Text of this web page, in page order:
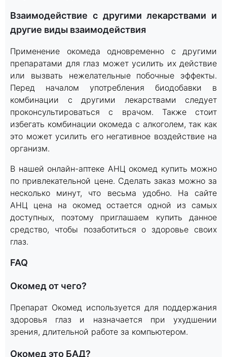
Взаимодействие с другими лекарствами и
другие виды взаимодействия
Применение окомеда одновременно с другими
препаратами для глаз может усилить их действие
или вызвать нежелательные побочные эффекты.
Перед началом употребления биодобавки в
комбинации с другими лекарствами следует
проконсультироваться с врачом. Также стоит
избегать комбинации окомеда с алкоголем, так как
это может усилить его негативное воздействие на
организм.
В нашей онлайн-аптеке АНЦ окомед купить можно
по привлекательной цене. Сделать заказ можно за
несколько минут, что весьма удобно. На сайте
АНЦ цена на окомед остается одной из самых
доступных, поэтому приглашаем купить данное
средство, чтобы позаботиться о здоровье своих
глаз.
FAQ
Окомед от чего?
Препарат Окомед используется для поддержания
здоровья глаз и назначается при ухудшении
зрения, длительной работе за компьютером.
Окомед это БАД?